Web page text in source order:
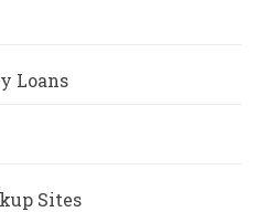
Loans
Sites